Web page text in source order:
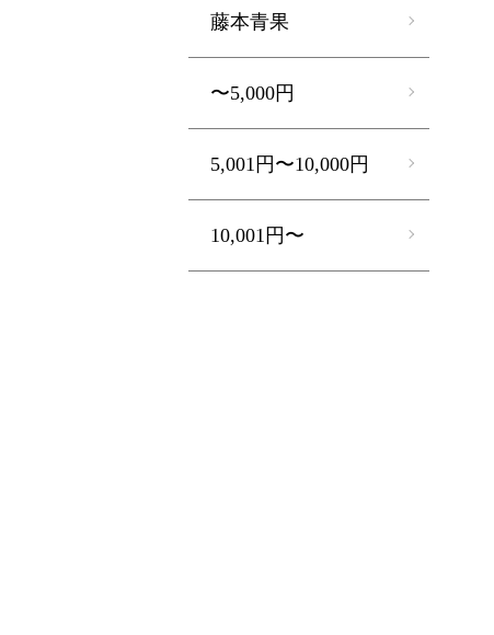
藤本青果
〜5,000円
5,001円〜10,000円
10,001円〜